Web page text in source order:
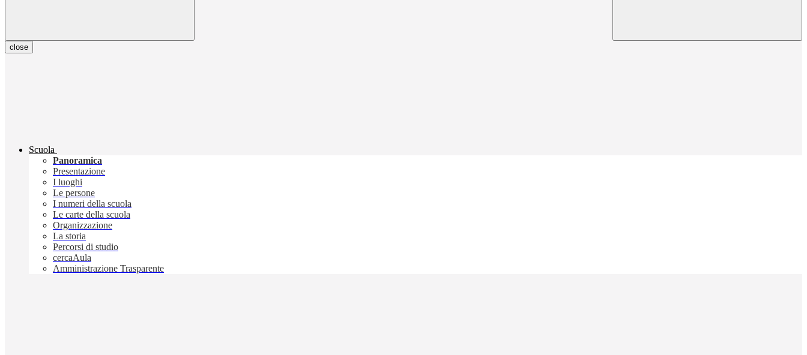
close
Scuola
Panoramica
Presentazione
I luoghi
Le persone
I numeri della scuola
Le carte della scuola
Organizzazione
La storia
Percorsi di studio
cercaAula
Amministrazione Trasparente